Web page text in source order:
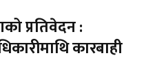
प्रतिवेदन :
कारबाही